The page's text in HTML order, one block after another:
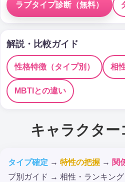
ラブタイプ診断（無料）
解説・比較ガイド
性格特徴（タイプ別） 相
MBTIとの違い
キャラクター
タイプ確定 → 特性の把握 → 関
プ別ガイド → 相性・ランキング